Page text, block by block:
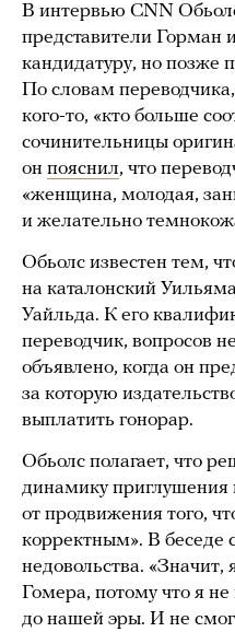
В интервью CNN
представители Горман
кандидатуру, но позже
По словам
кого-то, «кто больше
сочинительницы
он пояснил, что
«женщина, молодая,
и желательно
Обьолс известен тем,
на каталонский
Уайльда. К его
переводчик, вопросов
объявлено, когда он
за которую
выплатить гонорар.
Обьолс полагает, что
динамику приглушения
от продвижения того,
корректным». В беседе
недовольства. «Значит,
Гомера, потому что я
до нашей эры. И не